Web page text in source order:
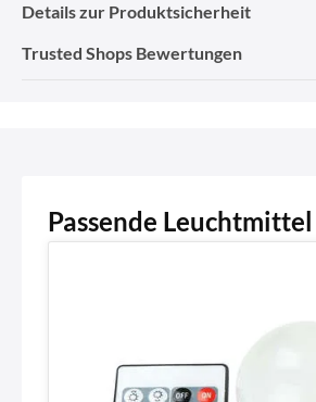
Details zur Produktsicherheit
Trusted Shops Bewertungen
Passende Leuchtmittel